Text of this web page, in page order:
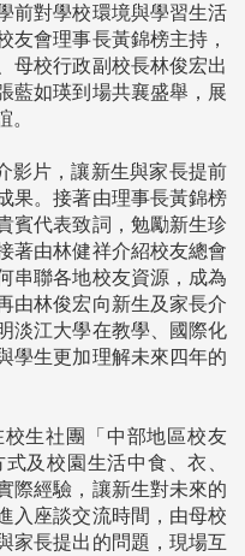
前對學校環境與學習生活
友會理事長黃錦榜主持，
母校行政副校長林俊宏出
藍如瑛到場共襄盛舉，展
影片，讓新生與家長提前
果。接著由理事長黃錦榜
賓代表致詞，勉勵新生珍
著由林健祥介紹校友總會
串聯各地校友資源，成為
由林俊宏向新生及家長介
淡江大學在教學、國際化
學生更加理解未來四年的
生社團「中部地區校友
及校園生活中食、衣、
際經驗，讓新生對未來的
入座談交流時間，由母校
家長提出的問題，現場互